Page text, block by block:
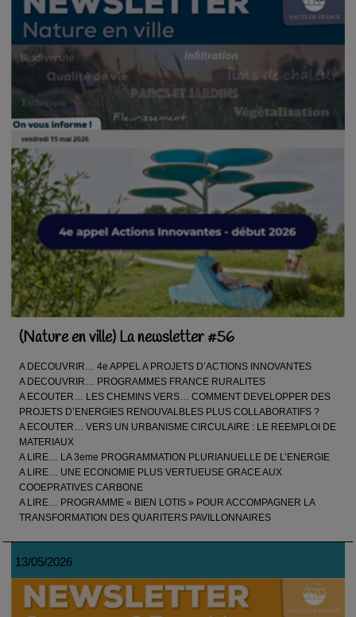
(Nature en ville) La newsletter #56
A DECOUVRIR… 4e APPEL A PROJETS D’ACTIONS INNOVANTES
A DECOUVRIR… PROGRAMMES FRANCE RURALITES
A ECOUTER… LES CHEMINS VERS… COMMENT DEVELOPPER DES
PROJETS D’ENERGIES RENOUVALBLES PLUS COLLABORATIFS ?
A ECOUTER… VERS UN URBANISME CIRCULAIRE : LE REEMPLOI DE
MATERIAUX
A LIRE… LA 3eme PROGRAMMATION PLURIANUELLE DE L’ENERGIE
A LIRE… UNE ECONOMIE PLUS VERTUEUSE GRACE AUX
COOEPRATIVES CARBONE
A LIRE… PROGRAMME « BIEN LOTIS » POUR ACCOMPAGNER LA
TRANSFORMATION DES QUARITERS PAVILLONNAIRES
13/05/2026